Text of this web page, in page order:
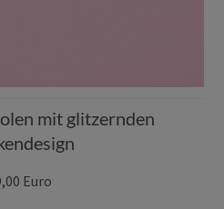
mit glitzernden
Euro